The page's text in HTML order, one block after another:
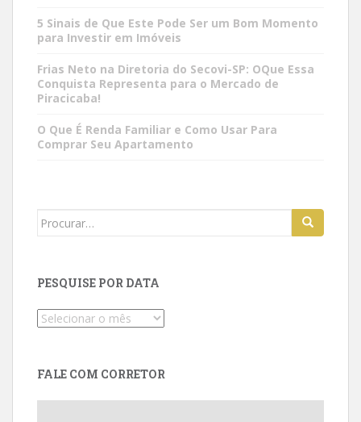
5 Sinais de Que Este Pode Ser um Bom Momento
para Investir em Imóveis
Frias Neto na Diretoria do Secovi-SP: OQue Essa
Conquista Representa para o Mercado de
Piracicaba!
O Que É Renda Familiar e Como Usar Para
Comprar Seu Apartamento
Search
PESQUISE POR DATA
Pesquise
FALE COM CORRETOR